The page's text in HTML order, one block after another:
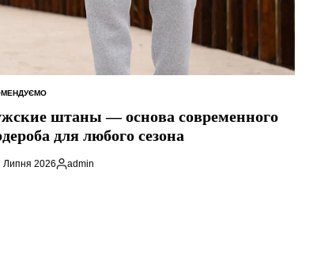
штаны — основа современного
для любого сезона
Липня 2026
Опубліковано
admin